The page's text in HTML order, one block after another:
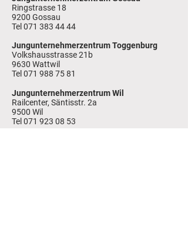
Ringstrasse 18
9200 Gossau
Tel 071 383 44 44
Jungunternehmerzentrum Toggenburg
Volkshausstrasse 21b
9630 Wattwil
Tel 071 988 75 81
Jungunternehmerzentrum Wil
Railcenter, Säntisstr. 2a
9500 Wil
Tel 071 923 08 53